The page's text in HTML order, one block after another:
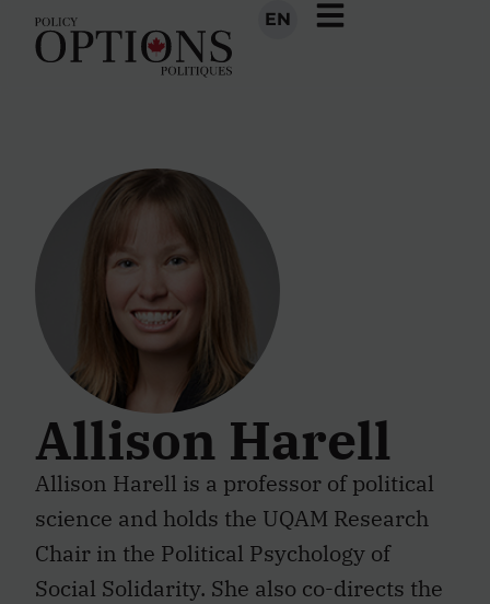
EN
Allison Harell
Allison Harell is a professor of political
science and holds the UQAM Research
Chair in the Political Psychology of
Social Solidarity. She also co-directs the